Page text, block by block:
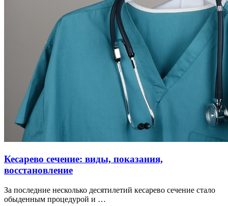
Кесарево сечение: виды, показания,
восстановление
За последние несколько десятилетий кесарево сечение стало
обыденным процедурой и …